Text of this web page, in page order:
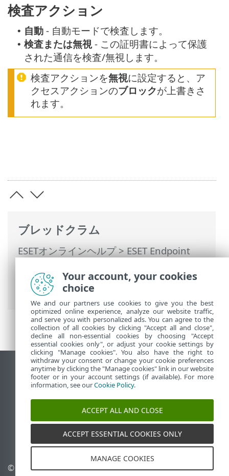
ブレッドクラム
ESETオンラインヘルプ>ESET Endpoint
クセス保護>HTTPSトラフィック検査> 既
知の証明書のリスト
検査アクション
• 自動 - 自動モードで検査します。
• 検査または無視- この証明書によって保護
された通信を検査/無視します。
検査アクションを無視に設定すると、ア
クセスアクションのブロックが上書きさ
れます。
デスクトップサイトの表示
End of Life
ESETナレッジベース
ESETフォーラム
ESET Status Portal
地域サポート
© 1992 - 2025 ESET, spol. s
Cookieの管理
Your account, your cookies
choice
We and our partners use cookies to give you the best
optimized online experience, analyze our website traffic,
and serve you with personalized ads. You can agree to the
collection of all cookies by clicking "Accept all and close",
decline all non-essential cookies by choosing "Accept
essential cookies only", or adjust your cookie settings by
clicking "Manage cookies". You also have the right to
withdraw your consent or change your cookie preferences
anytime by clicking the "Manage cookies" link in our website
footer or in your account settings (if available). For more
information, see ourCookie Policy.
ACCEPT ALL AND CLOSE
ACCEPT ESSENTIAL COOKIES ONLY
MANAGE COOKIES